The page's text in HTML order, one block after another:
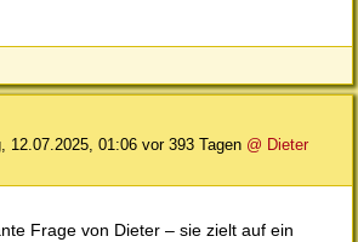
12.07.2025, 01:06 vor 393 Tagen @ Dieter
Frage von Dieter – sie zielt auf ein